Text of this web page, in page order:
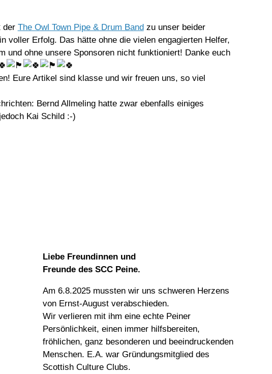
der The Owl Town Pipe & Drum Bandzu unser beider
voller Erfolg. Das hätte ohne die vielen engagierten Helfer,
und ohne unsere Sponsoren nicht funktioniert! Danke euch
Eure Artikel sind klasse und wir freuen uns, so viel
Bernd Allmeling hatte zwar ebenfalls einiges
Kai Schild :-)
Liebe Freundinnen und
Freunde des SCC Peine.
Am 6.8.2025 mussten wir uns schweren Herzens
von Ernst-August verabschieden.
Wir verlieren mit ihm eine echte Peiner
Persönlichkeit, einen immer hilfsbereiten,
fröhlichen, ganz besonderen und beeindruckenden
Menschen. E.A. war Gründungsmitglied des
Scottish Culture Clubs.